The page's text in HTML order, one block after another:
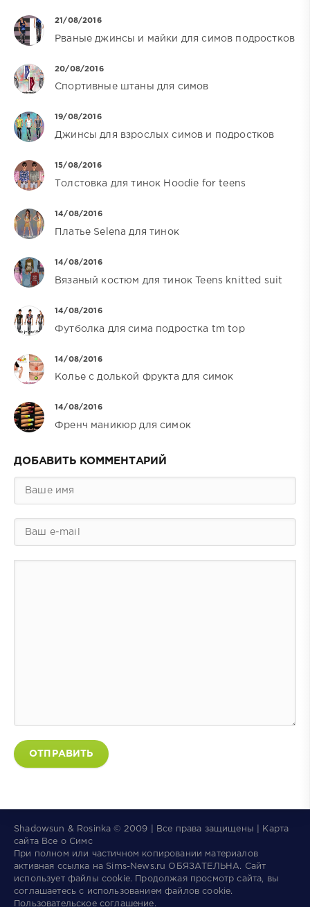
21/08/2016
Рваные джинсы и майки для симов подростков
20/08/2016
Спортивные штаны для симов
19/08/2016
Джинсы для взрослых симов и подростков
15/08/2016
Толстовка для тинок Hoodie for teens
14/08/2016
Платье Selena для тинок
14/08/2016
Вязаный костюм для тинок Teens knitted suit
14/08/2016
Футболка для сима подростка tm top
14/08/2016
Колье с долькой фрукта для симок
14/08/2016
Френч маникюр для симок
ДОБАВИТЬ КОММЕНТАРИЙ
ОТПРАВИТЬ
Shadowsun & Rosinka © 2009 | Все права защищены | Карта
сайта Все о Симс
При полном или частичном копировании материалов
активная ссылка на Sims-News.ru ОБЯЗАТЕЛЬНА.
Сайт
использует файлы cookie. Продолжая просмотр сайта, вы
соглашаетесь с использованием файлов cookie.
Пользовательское соглашение.